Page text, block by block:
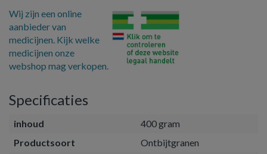
Wij zijn een online
aanbieder van
medicijnen. Kijk welke
medicijnen onze
webshop mag verkopen.
Specificaties
inhoud
400 gram
Productsoort
Ontbijtgranen